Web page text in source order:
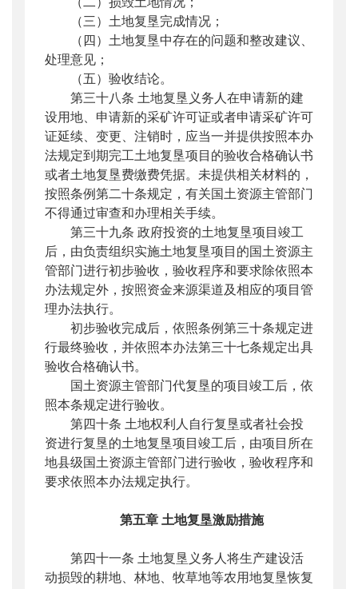
（三）土地复垦完成情况；
（四）土地复垦中存在的问题和整改建议、
处理意见；
（五）验收结论。
第三十八条 土地复垦义务人在申请新的建
设用地、申请新的采矿许可证或者申请采矿许可
证延续、变更、注销时，应当一并提供按照本办
法规定到期完工土地复垦项目的验收合格确认书
或者土地复垦费缴费凭据。未提供相关材料的，
按照条例第二十条规定，有关国土资源主管部门
不得通过审查和办理相关手续。
第三十九条 政府投资的土地复垦项目竣工
后，由负责组织实施土地复垦项目的国土资源主
管部门进行初步验收，验收程序和要求除依照本
办法规定外，按照资金来源渠道及相应的项目管
理办法执行。
初步验收完成后，依照条例第三十条规定进
行最终验收，并依照本办法第三十七条规定出具
验收合格确认书。
国土资源主管部门代复垦的项目竣工后，依
照本条规定进行验收。
第四十条 土地权利人自行复垦或者社会投
资进行复垦的土地复垦项目竣工后，由项目所在
地县级国土资源主管部门进行验收，验收程序和
要求依照本办法规定执行。
第五章 土地复垦激励措施
第四十一条 土地复垦义务人将生产建设活
动损毁的耕地、林地、牧草地等农用地复垦恢复